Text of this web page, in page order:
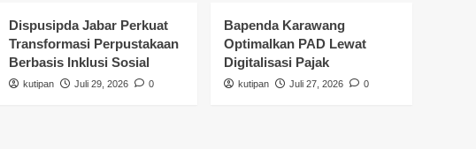
Dispusipda Jabar Perkuat
Transformasi Perpustakaan
Berbasis Inklusi Sosial
kutipan Juli 29, 2026 0
Bapenda Karawang
Optimalkan PAD Lewat
Digitalisasi Pajak
kutipan Juli 27, 2026 0